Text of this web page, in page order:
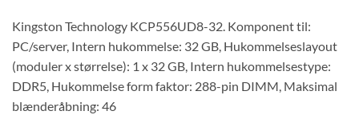
Kingston Technology KCP556UD8-32. Komponent til:
PC/server, Intern hukommelse: 32 GB, Hukommelseslayout
(moduler x størrelse): 1 x 32 GB, Intern hukommelsestype:
DDR5, Hukommelse form faktor: 288-pin DIMM, Maksimal
blænderåbning: 46